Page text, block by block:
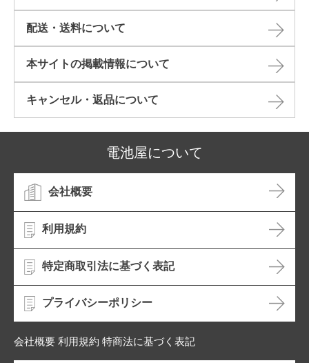
配送・送料について
本サイトの掲載情報について​
キャンセル・返品について​
電池屋について
会社概要
利用規約
特定商取引法に基づく表記
プライバシーポリシー
会社概要 利用規約 特商法に基づく表記